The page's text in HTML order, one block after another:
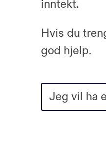
inntekt.
Hvis du
god hjelp.
Jeg vil ha